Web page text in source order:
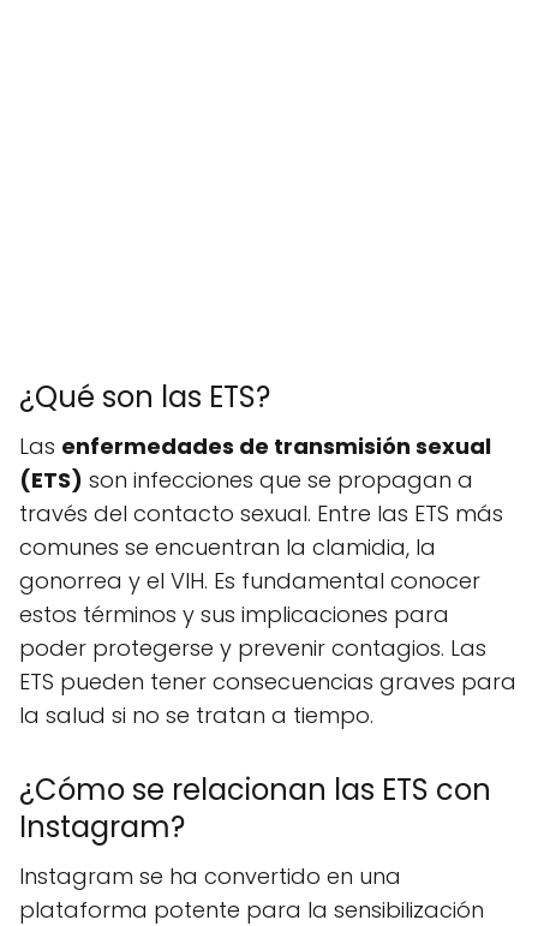
¿Qué son las ETS?
Las enfermedades de transmisión sexual
(ETS) son infecciones que se propagan a
través del contacto sexual. Entre las ETS más
comunes se encuentran la clamidia, la
gonorrea y el VIH. Es fundamental conocer
estos términos y sus implicaciones para
poder protegerse y prevenir contagios. Las
ETS pueden tener consecuencias graves para
la salud si no se tratan a tiempo.
¿Cómo se relacionan las ETS con
Instagram?
Instagram se ha convertido en una
plataforma potente para la sensibilización